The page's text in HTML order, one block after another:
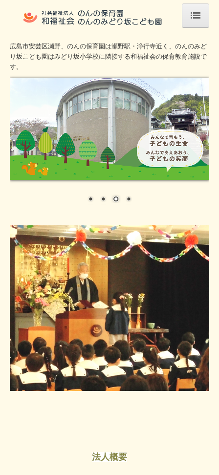
法人概要
入園案内
職員募集
のんのみどり坂こども園
入園案内
アルバム
個人情報保護方針
オリジナル絵本『みまもるみらい』
20260801
広島市安芸区瀬野、のんの保育園は瀬野駅・浄行寺近く、のんのみど
り坂こども園はみどり坂小学校に隣接する和福祉会の保育教育施設で
す。
法人概要